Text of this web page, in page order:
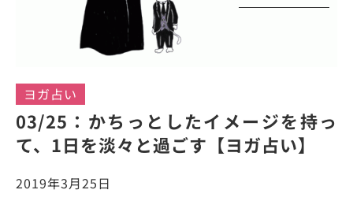
ヨガ占い
03/25：かちっとしたイメージを持っ
て、1日を淡々と過ごす【ヨガ占い】
2019年3月25日